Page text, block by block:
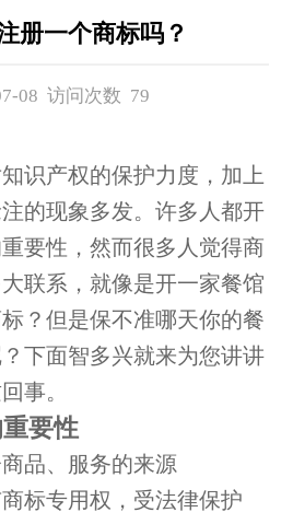
册一个商标吗？
08 访问次数 79
识产权的保护力度，加上
的现象多发。许多人都开
要性，然而很多人觉得商
联系，就像是开一家餐馆
？但是保不准哪天你的餐
下面智多兴就来为您讲讲
事。
要性
品、服务的来源
标专用权，受法律保护